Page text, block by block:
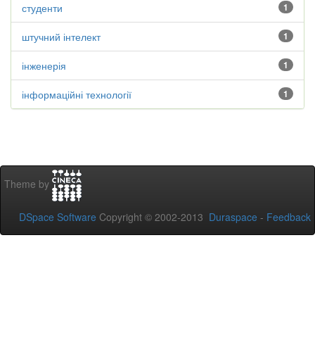
1
студенти
1
штучний інтелект
1
інженерія
1
інформаційні технології
Theme by
DSpace Software Copyright © 2002-2013 Duraspace - Feedback